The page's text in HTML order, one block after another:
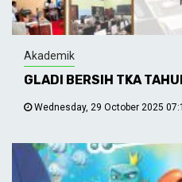
Akademik
GLADI BERSIH TKA
Wednesday, 29 October 2025